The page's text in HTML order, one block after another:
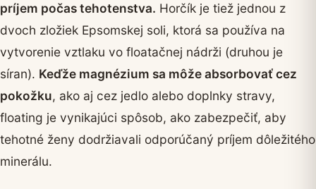
príjem počas tehotenstva. Horčík je tiež jednou z
dvoch zložiek Epsomskej soli, ktorá sa používa na
vytvorenie vztlaku vo floatačnej nádrži (druhou je
síran). Keďže magnézium sa môže absorbovať cez
pokožku, ako aj cez jedlo alebo doplnky stravy,
floating je vynikajúci spôsob, ako zabezpečiť, aby
tehotné ženy dodržiavali odporúčaný príjem dôležitého
minerálu.